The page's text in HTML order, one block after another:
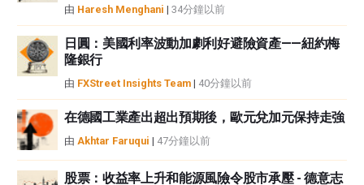
由 Haresh Menghani | 34分鐘以前
日圓：美國利率波動加劇利好避險資產——紐約梅
隆銀行
由 FXStreet Insights Team | 40分鐘以前
在德國工業產出超出預期後，歐元兌加元保持走強
由 Akhtar Faruqui | 47分鐘以前
股票：收益率上升和能源風險令股市承壓 - 德意志